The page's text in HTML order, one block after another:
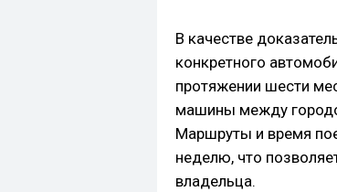
В качестве
конкретного
протяжении шести
машины между
Маршруты и время
неделю, что
владельца.